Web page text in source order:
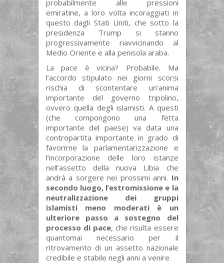
probabilmente alle pressioni
emiratine, a loro volta incoraggiati in
questo dagli Stati Uniti, che sotto la
presidenza Trump si stanno
progressivamente riavvicinando al
Medio Oriente e alla penisola araba.
La pace è vicina? Probabile. Ma
l’accordo stipulato nei giorni scorsi
rischia di scontentare un’anima
importante del governo tripolino,
ovvero quella degli islamisti. A questi
(che compongono una fetta
importante del paese) va data una
contropartita importante in grado di
favorirne la parlamentarizzazione e
l’incorporazione delle loro istanze
nell’assetto della nuova Libia che
andrà a sorgere nei prossimi anni. In
secondo luogo, l’estromissione e la
neutralizzazione dei gruppi
islamisti meno moderati è un
ulteriore passo a sostegno del
processo di pace, che risulta essere
quantomai necessario per il
ritrovamento di un assetto nazionale
credibile e stabile negli anni a venire.